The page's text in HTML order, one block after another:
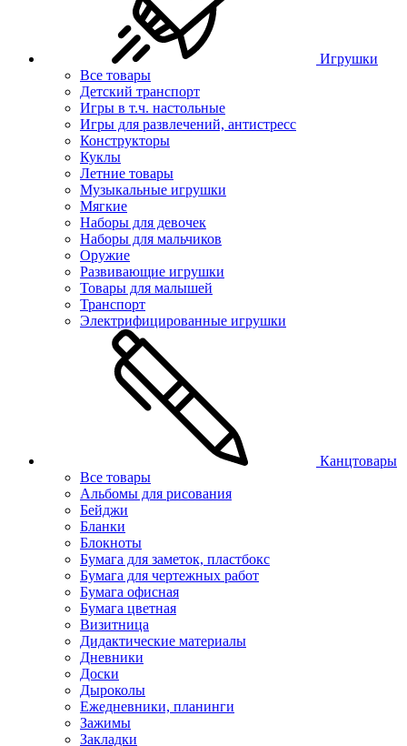
Игрушки
Все товары
Детский транспорт
Игры в т.ч. настольные
Игры для развлечений, антистресс
Конструкторы
Куклы
Летние товары
Музыкальные игрушки
Мягкие
Наборы для девочек
Наборы для мальчиков
Оружие
Развивающие игрушки
Товары для малышей
Транспорт
Электрифицированные игрушки
Канцтовары
Все товары
Альбомы для рисования
Бейджи
Бланки
Блокноты
Бумага для заметок, пластбокс
Бумага для чертежных работ
Бумага офисная
Бумага цветная
Визитница
Дидактические материалы
Дневники
Доски
Дыроколы
Ежедневники, планинги
Зажимы
Закладки